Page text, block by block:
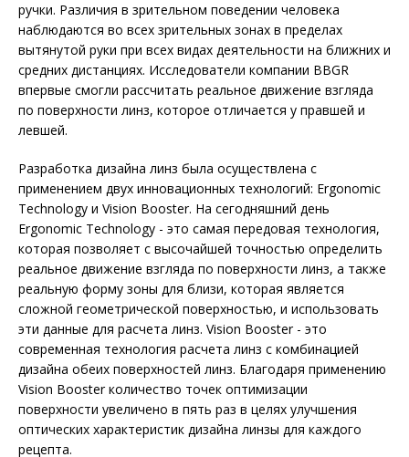
ручки. Различия в зрительном поведении человека
наблюдаются во всех зрительных зонах в пределах
вытянутой руки при всех видах деятельности на ближних и
средних дистанциях. Исследователи компании BBGR
впервые смогли рассчитать реальное движение взгляда
по поверхности линз, которое отличается у правшей и
левшей.
Разработка дизайна линз была осуществлена с
применением двух инновационных технологий: Ergonomic
Technology и Vision Booster. На сегодняшний день
Ergonomic Technology - это самая передовая технология,
которая позволяет с высочайшей точностью определить
реальное движение взгляда по поверхности линз, а также
реальную форму зоны для близи, которая является
сложной геометрической поверхностью, и использовать
эти данные для расчета линз. Vision Boos­ter - это
современная технология расчета линз с комбинацией
дизайна обеих поверхностей линз. Благодаря применению
Vision Booster количество точек оптимизации
поверхности увеличено в пять раз в целях улучшения
оптических характеристик дизайна линзы для каждого
рецепта.